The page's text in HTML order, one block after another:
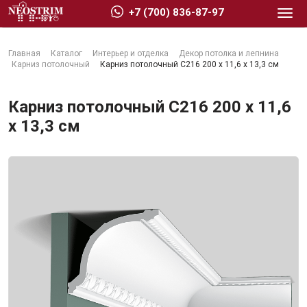
Главная Каталог Интерьер и отделка
Декор потолка и лепнина
Карниз потолочный
Карниз потолочный C216 200 x 11,6 x 13,3 см
Карниз потолочный C216 200 x 11,6
x 13,3 см
+7 (700) 836-87-97
Стройматериалы
Изоляционные материалы
Кровельные материалы